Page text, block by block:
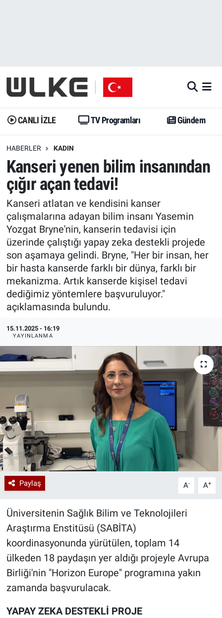
CANLI İZLE TV Programları Gündem
HABERLER KADIN
Kanseri yenen bilim insanından
çığır açan tedavi!
Kanseri atlatan ve kendisini kanser
çalışmalarına adayan bilim insanı Yasemin
Yozgat Bryne'nin, kanserin tedavisi için
üzerinde çalıştığı yapay zeka destekli projede
son aşamaya gelindi. Bryne, "Her bir insan, her
bir hasta kanserde farklı bir dünya, farklı bir
mekanizma. Artık kanserde kişisel tedavi
dediğimiz yöntemlere başvuruluyor."
açıklamasında bulundu.
15.11.2025 - 16:19
YAYINLANMA
Paylaş A- A+
Üniversitenin Sağlık Bilim ve Teknolojileri
Araştırma Enstitüsü (SABİTA)
koordinasyonunda yürütülen, toplam 14
ülkeden 18 paydaşın yer aldığı projeyle Avrupa
Birliği'nin "Horizon Europe" programına yakın
zamanda başvurulacak.
YAPAY ZEKA DESTEKLİ PROJE
Gündem
Dünya
Erişim Bilgileri
Ekonomi
Trend
Özel Haberler
Yazarlar
Gündem
Trend
Erişim Bilgileri
Spor
Ekonomi
Dünya
Medya
Özel Haberler
Teknoloji
Ramazan
İstanbul Namaz Vakitleri
Trafik Durumu
Erişim Bilgileri
Tüm Manşetler
Son Dakika Haberleri
Haber Arşivi